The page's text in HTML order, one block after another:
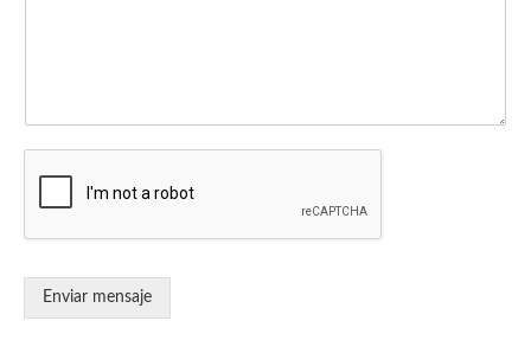
Enviar mensaje